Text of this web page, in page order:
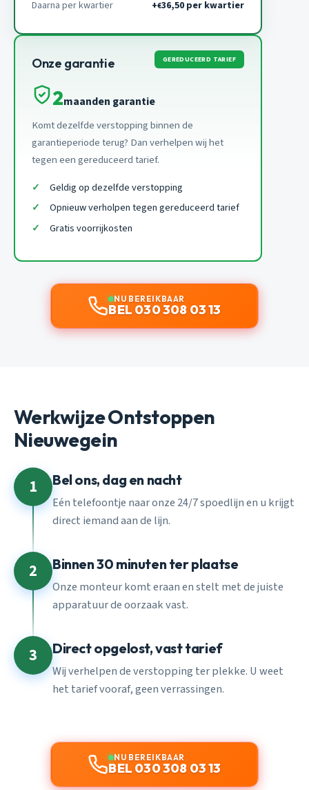
Daarna per kwartier +€36,50 per kwartier
Onze garantie GEREDUCEERD TARIEF
2maanden garantie
Komt dezelfde verstopping binnen de
garantieperiode terug? Dan verhelpen wij het
tegen een gereduceerd tarief.
Geldig op dezelfde verstopping
Opnieuw verholpen tegen gereduceerd tarief
Gratis voorrijkosten
NU BEREIKBAAR
BEL 030 308 03 13
Werkwijze Ontstoppen
Nieuwegein
1 Bel ons, dag en nacht
Eén telefoontje naar onze 24/7 spoedlijn en u krijgt
direct iemand aan de lijn.
2 Binnen 30 minuten ter plaatse
Onze monteur komt eraan en stelt met de juiste
apparatuur de oorzaak vast.
3 Direct opgelost, vast tarief
Wij verhelpen de verstopping ter plekke. U weet
het tarief vooraf, geen verrassingen.
NU BEREIKBAAR
BEL 030 308 03 13